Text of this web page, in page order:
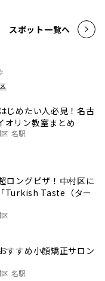
スポット一覧へ
じめたい人必見！名古
オリン教室まとめ
名駅
ロングピザ！中村区に
Turkish Taste（ター
すすめ小顔矯正サロン
名駅